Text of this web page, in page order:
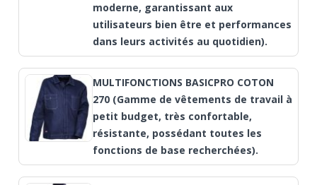
moderne, garantissant aux
utilisateurs bien être et performances
dans leurs activités au quotidien).
MULTIFONCTIONS BASICPRO COTON
270 (Gamme de vêtements de travail à
petit budget, très confortable,
résistante, possédant toutes les
fonctions de base recherchées).